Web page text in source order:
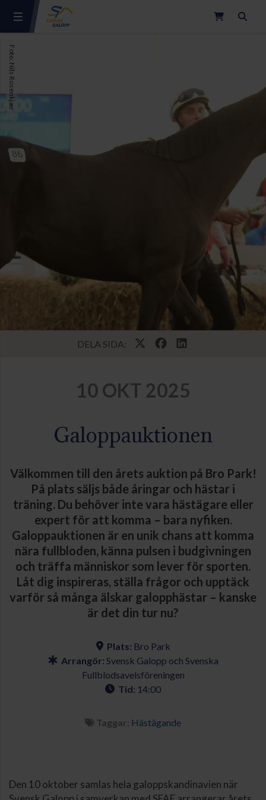
Foto: Nils Rosenkjær
DELA SIDA:
10 OKT 2025
Galoppauktionen
Välkommen till den årets auktion på Bro Park!
På plats säljs både åringar och hästar i
träning. Du behöver inte vara hästägare eller
expert för att komma – bara nyfiken.
Galoppauktionen är en unik chans att komma
nära fullbloden, känna pulsen i budgivningen
och träffa människor som lever för sporten.
Låt dig inspireras, ställa frågor och upptäck
varför så många älskar galopphästar – kanske
är det din tur nu?
Plats: Bro Park
Arrangör: Svensk Galopp och Svenska
Fullblodsavelsföreningen
Tid: 14:00
Taggar: Hästägande
Den 10 oktober samlas hela galoppskandinavien när